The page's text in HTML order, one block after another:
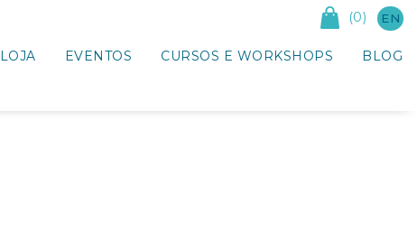
(0) EN
LOJA EVENTOS CURSOS E WORKSHOPS BLOG